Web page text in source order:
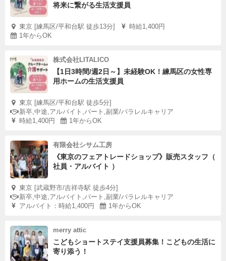
将来に繋がる生活支援員
東京 [練馬区/平和台駅 徒歩13分]
時給1,400円
1年からOK
株式会社LITALICO
【1日3時間/週2日～】未経験OK！練馬区の女性専
用ホームの生活支援員
東京 [練馬区/平和台駅 徒歩5分]
新卒,中途,アルバイト,パート,副業/パラレルキャリア
時給1,400円
1年からOK
有限会社シサム工房
《東京のフェアトレードショップ》販売スタッフ（
社員・アルバイト ）
東京 [武蔵野市/吉祥寺駅 徒歩4分]
新卒,中途,アルバイト,パート,副業/パラレルキャリア
アルバイト：時給1,400円
1年からOK
merry attic
こどもショートステイ支援員募集！こどもの生活に
寄り添う！